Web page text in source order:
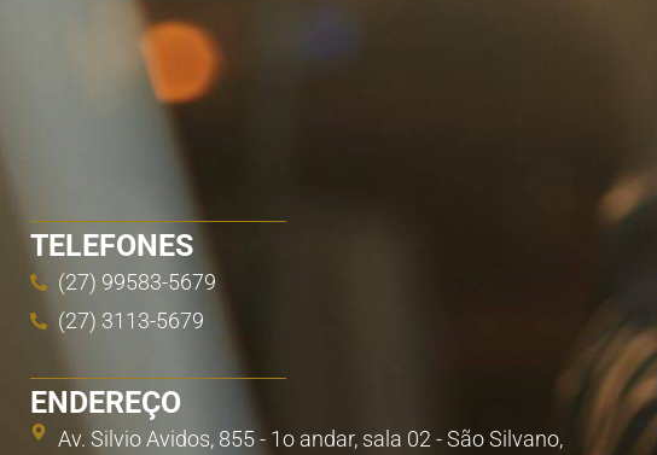
TELEFONES
(27) 99583-5679
(27) 3113-5679
ENDEREÇO
Av. Silvio Avidos, 855 - 1o andar, sala 02 - São Silvano,